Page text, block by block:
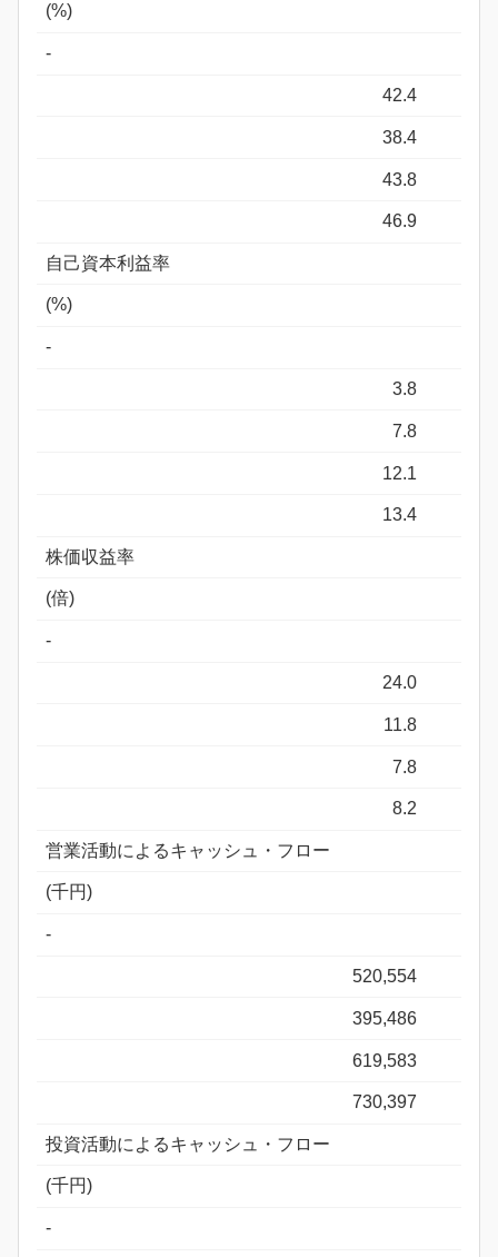
(%)
-
42.4
38.4
43.8
46.9
自己資本利益率
(%)
-
3.8
7.8
12.1
13.4
株価収益率
(倍)
-
24.0
11.8
7.8
8.2
営業活動によるキャッシュ・フロー
(千円)
-
520,554
395,486
619,583
730,397
投資活動によるキャッシュ・フロー
(千円)
-